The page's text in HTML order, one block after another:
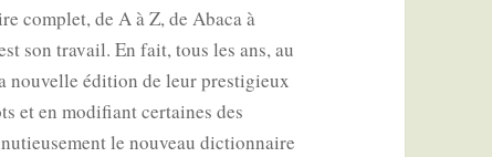
com­plet, de A à Z, de Aba­ca à
son tra­vail. En fait, tous les ans, au
nou­velle édi­tion de leur pres­ti­gieux
et en modi­fiant cer­taines des
le nou­veau dic­tion­naire